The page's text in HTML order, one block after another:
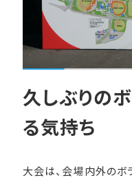
久しぶりの
る気持ち
大会は、会場内外のボ